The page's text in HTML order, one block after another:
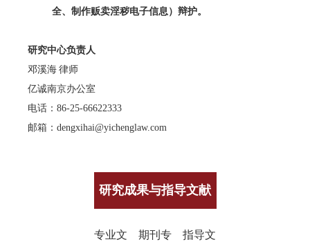
全、制作贩卖淫秽电子信息）辩护。
研究中心负责人
邓溪海 律师
亿诚南京办公室
电话：86-25-66622333
邮箱： dengxihai@yichenglaw.com
研究成果与指导文献
专业文
期刊专
指导文